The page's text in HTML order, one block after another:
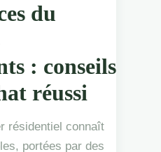
du
: conseils
réussi
résidentiel connaît
portées par des